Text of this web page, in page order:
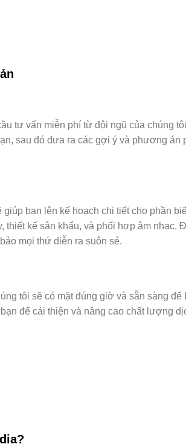
tư vấn miễn phí từ đội ngũ của chúng
sau đó đưa ra các gợi ý và phương án
bạn lên kế hoạch chi tiết cho phần
thiết kế sân khấu, và phối hợp âm nhạc.
mọi thứ diễn ra suôn sẻ.
tôi sẽ có mặt đúng giờ và sẵn sàng
để cải thiện và nâng cao chất lượng